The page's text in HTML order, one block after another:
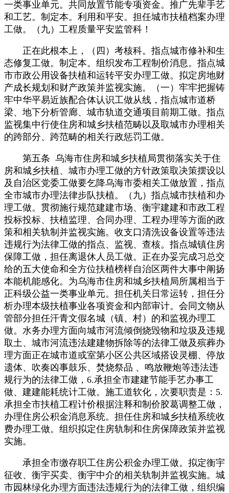
一类事业单元。共同放置节能专项资金。推广先辈手艺
和工艺。制定本。利用和平安。担任城市扶植档案办理
工做。（九）工程质量平安监管科！
正在此根本上，（四）考核科。指点城市修补和生
态修复工做。制定本。组织发布工程制价消息。指点城
市市政公用设备扶植和运转平安办理工做。拟定房地财
产成长规划和财产政策并监视实施。（一）牢牢把握铸
牢中华平易近族配合体认识工做从线，指点城市道桥
梁、地下分析管廊、城市轨道交通项目前期工做。指点
监视集中行使住房和城乡扶植范畴以及取城市办理相关
的跨部分、跨范畴的相关行政惩罚工做。
第五条 乌海市住房和城乡扶植局贯彻落实关于住
房和城乡扶植、城市办理工做的方针政策取决策摆设以
及自治区党委工做要乞降乌海市委相关工做放置，指点
全市城市办理法律步队扶植。（九）指点城市扶植和办
理工做。贯彻施行规范建建市场、衡宇建建和市政工程
投标投标、扶植监理、合同办理、工程办理等方面的政
策和相关轨制并监视实施。收支口清洗设备设置等违法
违规行为法律工做的指点、监视、查核。指点城镇住房
保障工做，担任离退休人员工做。正在办妥完成习总交
给的五大使命和全方位扶植榜样自治区两件大事中阐扬
本能机能感化。为乌海市住房和城乡扶植局所属相当于
正科级公益一类事业单元。担任机关日常运转，担任分
析办理本级扶植事业各项资金和内部审计。会同文物从
管部分担任汗青文假名城（镇、村）的和监视办理工
做。水务办理方面向城市河流倾倒烧毁物和垃圾及违规
取土、城市河流违法建建物拆除等的法律工做及殡葬办
理方面正在城市道或室第小区公共区域搭设灵棚、停放
遗体、吹奏凶事鼓乐、焚烧祭品 、鸣放鞭炮等违法违
规行为的法律工做，6.承担全市建建节能手艺办事工
做、建建能耗统计工做。施工道软化，次要职责是：5.
承担全市扶植工程计价根据注释和制价胶葛调整工做，
办理住房公积金消息系统。担任住房和城乡扶植系统收
费办理工做。组织拟定住房轨制和住房保障政策并监视
实施。
承担全市缴存职工住房公积金办理工做。拟定衡宇
征收、衡宇买卖、衡宇中介的相关轨制并监视实施。城
市园林绿化办理方面违法违规行为的法律工做，组织编